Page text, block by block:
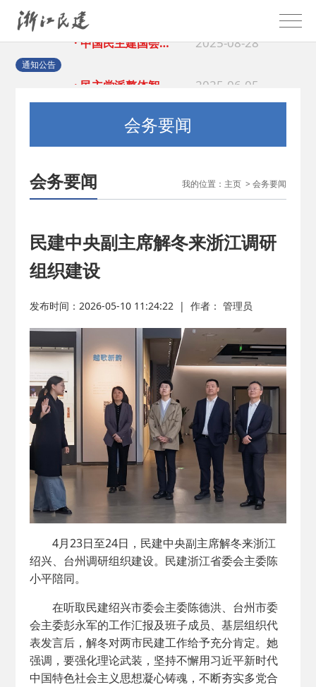
通知公告
· 中国民主建国会…
· 民建省委会民主… 2025-04-10
· 中国民主建国会… 2025-02-24
· 中国民主建国会… 2024-08-28
· 中国民主建国会… 2024-03-04
· 民建北仑六支部…
· 中国民主建国会… 2025-08-28
· 民主党派整体智… 2025-06-05
· 民建省委会民主… 2025-04-10
· 中国民主建国会… 2025-02-24
2024-08-28
· 中国民主建国会… 2024-03-04
会务要闻
会务要闻 我的位置： 主页> 会务要闻
民建中央副主席解冬来浙江调研
组织建设
发布时间：2026-05-10 11:24:22 |作者： 管理员
4月23日至24日，民建中央副主席解冬来浙江
绍兴、台州调研组织建设。民建浙江省委会主委陈
小平陪同。
在听取民建绍兴市委会主委陈德洪、台州市委
会主委彭永军的工作汇报及班子成员、基层组织代
表发言后，解冬对两市民建工作给予充分肯定。她
强调，要强化理论武装，坚持不懈用习近平新时代
中国特色社会主义思想凝心铸魂，不断夯实多党合